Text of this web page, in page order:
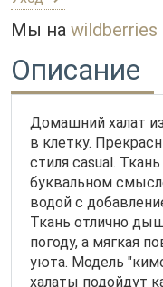
Мы на wildberries
Описание
Домашний халат
в клетку.
стиля casual.
буквальном
водой с
Ткань отлично
погоду, а мягкая
уюта. Модель
халаты подойдут